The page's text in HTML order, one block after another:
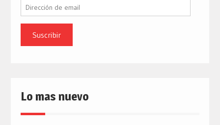
Dirección
email
Lo mas nuevo